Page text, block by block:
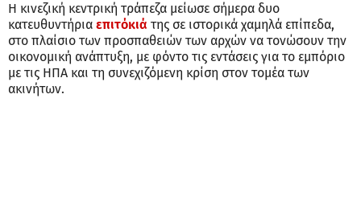
Η κινεζική κεντρική τράπεζα μείωσε σήμερα δυο
κατευθυντήρια επιτόκιά της σε ιστορικά χαμηλά επίπεδα,
στο πλαίσιο των προσπαθειών των αρχών να τονώσουν την
οικονομική ανάπτυξη, με φόντο τις εντάσεις για το εμπόριο
με τις ΗΠΑ και τη συνεχιζόμενη κρίση στον τομέα των
ακινήτων.